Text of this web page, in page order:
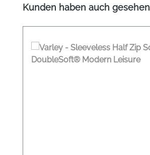
Produktgalerie überspringen
Kunden haben auch gesehen